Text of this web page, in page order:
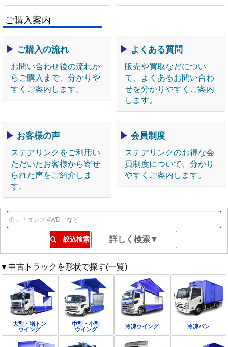
ご購入案内
▶ ご購入の流れ
お問い合わせ後の流れか
らご購入まで、分かりや
すくご案内します。
▶ よくある質問
販売や買取などについ
て、よくあるお問い合わ
せを分かりやすくご案内
します。
▶ お客様の声
ステアリンクをご利用い
ただいたお客様から寄せ
られた声をご紹介しま
す。
▶ 会員制度
ステアリンクのお得な会
員制度について、分かり
やすくご案内します。
絞込検索
▼中古トラックを形状で探す(一覧)
大型・増トン
ウイング
中型・小型
ウイング
冷凍ウイング 冷凍バン